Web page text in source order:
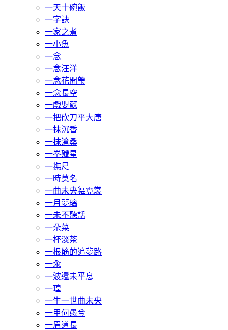
一天十碗飯
一字訣
一家之煮
一小魚
一念
一念汪洋
一念花開瑩
一念長空
一戲嬰蘇
一把砍刀平大唐
一抹沉香
一抹滄桑
一拳殲星
一撫尺
一時莫名
一曲未央舞霓裳
一月夢璃
一未不聽話
一朵菜
一杯淡茶
一根筋的追夢路
一汆
一波還未平息
一瑝
一生一世曲未央
一甲何愚兮
一眉道長